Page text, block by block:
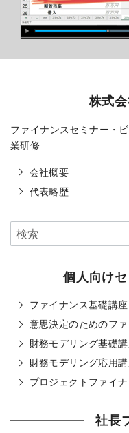
株式
ファイナンスセミナー・
業研修
会社概要
代表略歴
個人向け
ファイナンス基礎講座
意思決定のためのフ
財務モデリング基礎
財務モデリング応用
プロジェクトファイ
社長